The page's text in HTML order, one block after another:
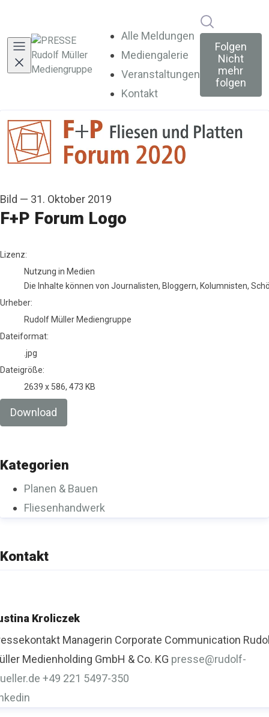
Alle Meldungen
Mediengalerie
Veranstaltungen
Kontakt
Folgen
Nicht
mehr
folgen
Bild — 31. Oktober 2019
F+P Forum Logo
Rudolf Müller Mediengruppe
Lizenz:
Nutzung in Medien
Die Inhalte können von Journalisten, Bloggern, Kolumnisten,
Urheber:
Rudolf Müller Mediengruppe
Dateiformat:
.jpg
Dateigröße:
2639 x 586, 473 KB
Download
Kategorien
Planen & Bauen
Fliesenhandwerk
Kontakt
Kroliczek
Managerin Corporate Communication
Medienholding GmbH & Co. KG presse@rudolf-
+49 221 5497-350